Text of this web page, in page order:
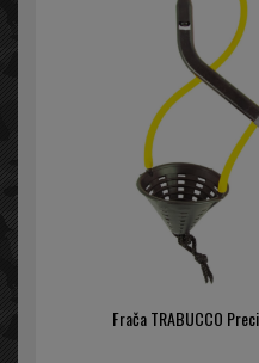
Frača TRABUCCO